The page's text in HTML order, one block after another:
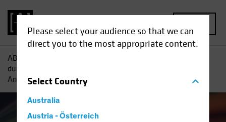
Please select your audience so that we can
direct you to the most appropriate content.
SelectCountry
Australia
Austria - Österreich
AB
durchbrechen Bessere und schnellere Daten für
Anleiheninvestoren